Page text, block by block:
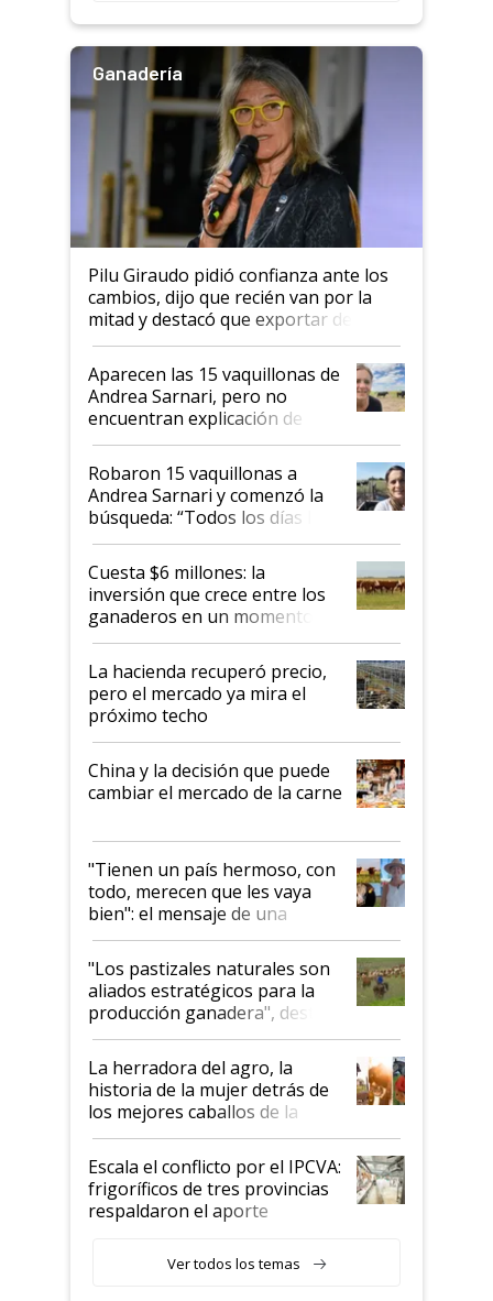
Ganadería
Pilu Giraudo pidió confianza ante los
cambios, dijo que recién van por la
mitad y destacó que exportar dejó de
ser "para unos pocos": "Tenemos un
mandato muy claro del gobierno
nacional"
Aparecen las 15 vaquillonas de
Andrea Sarnari, pero no
encuentran explicación de
cómo llegaron allí
Robaron 15 vaquillonas a
Andrea Sarnari y comenzó la
búsqueda: “Todos los días le
toca a algún productor”
Cuesta $6 millones: la
inversión que crece entre los
ganaderos en un momento
histórico para la actividad
La hacienda recuperó precio,
pero el mercado ya mira el
próximo techo
China y la decisión que puede
cambiar el mercado de la carne
"Tienen un país hermoso, con
todo, merecen que les vaya
bien": el mensaje de una
ganadera uruguaya sobre las
oportunidades que se abren
para el agro en Argentina, con
foco en la carne
"Los pastizales naturales son
aliados estratégicos para la
producción ganadera", destaca
la iniciativa que ya reúne a 46
establecimientos en Argentina
La herradora del agro, la
historia de la mujer detrás de
los mejores caballos de la
Argentina y los mitos que
todavía hacen sufrir a estos
animales: "Mientras me
descalificaban, yo seguí
haciendo currículum"
Escala el conflicto por el IPCVA:
frigoríficos de tres provincias
respaldaron el aporte
Ver todos los temas